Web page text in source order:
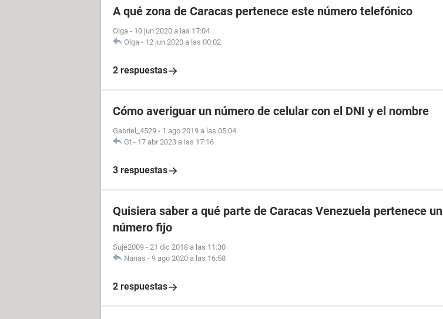
A qué zona de Caracas pertenece este número telefónico
Olga - 10 jun 2020 a las 17:04
Olga - 12 jun 2020 a las 00:02
2 respuestas
Cómo averiguar un número de celular con el DNI y el nombre
Gabriel_4529 - 1 ago 2019 a las 05:04
Gt - 17 abr 2023 a las 17:16
3 respuestas
Quisiera saber a qué parte de Caracas Venezuela pertenece un
número fijo
Suje2009 - 21 dic 2018 a las 11:30
Nanas - 9 ago 2020 a las 16:58
2 respuestas